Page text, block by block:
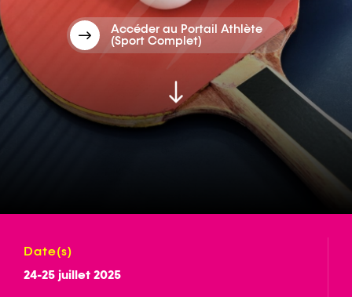
Accéder au Portail Athlète
(Sport Complet)
Date(s)
24-25 juillet 2025